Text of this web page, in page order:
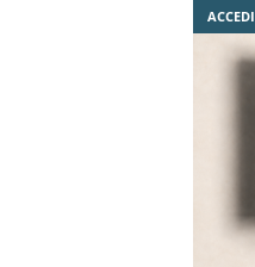
ACCEDI